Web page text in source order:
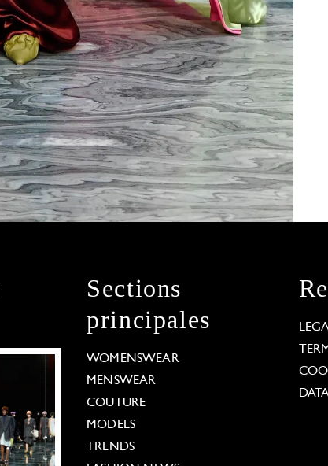
Sections
principales
WOMENSWEAR
MENSWEAR
COUTURE
MODELS
TRENDS